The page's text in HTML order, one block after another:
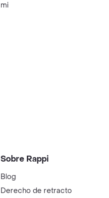
mi
Sobre Rappi
Blog
Derecho de retracto